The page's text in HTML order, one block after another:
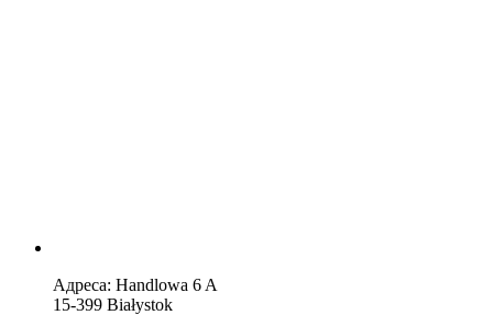
Адреса: Handlowa 6 A
15-399 Białystok